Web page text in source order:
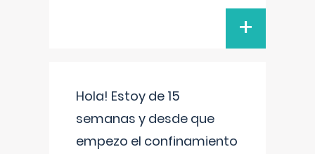
+
Hola! Estoy de 15
semanas y desde que
empezo el confinamiento